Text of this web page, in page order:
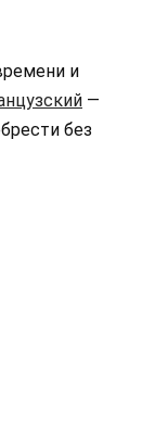
и
—
без